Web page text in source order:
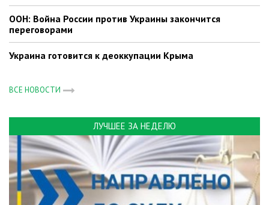
ООН: Война России против Украины закончится
переговорами
Украина готовится к деоккупации Крыма
ВСЕ НОВОСТИ
ЛУЧШЕЕ ЗА НЕДЕЛЮ